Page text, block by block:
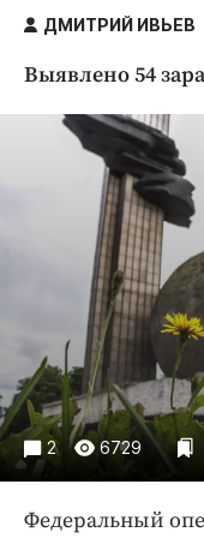
Народные
Криминал
Культура
Образование
Общество
Погода
Праздники
Спорт
Экономика и
ДМИТРИЙ ИВЬЕВ
Выявлено 54
2 6729
Федеральный